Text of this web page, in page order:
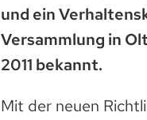
und ein
Versammlung in
2011 bekannt.
Mit der neuen